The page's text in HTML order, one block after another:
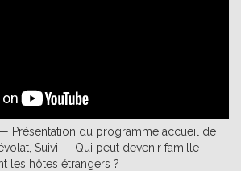
Présentation du programme accueil de
Suivi — Qui peut devenir famille
les hôtes étrangers ?